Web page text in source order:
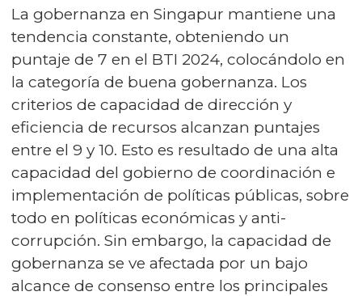
La gobernanza en Singapur mantiene una
tendencia constante, obteniendo un
puntaje de 7 en el BTI 2024, colocándolo en
la categoría de buena gobernanza. Los
criterios de capacidad de dirección y
eficiencia de recursos alcanzan puntajes
entre el 9 y 10. Esto es resultado de una alta
capacidad del gobierno de coordinación e
implementación de políticas públicas, sobre
todo en políticas económicas y anti-
corrupción. Sin embargo, la capacidad de
gobernanza se ve afectada por un bajo
alcance de consenso entre los principales